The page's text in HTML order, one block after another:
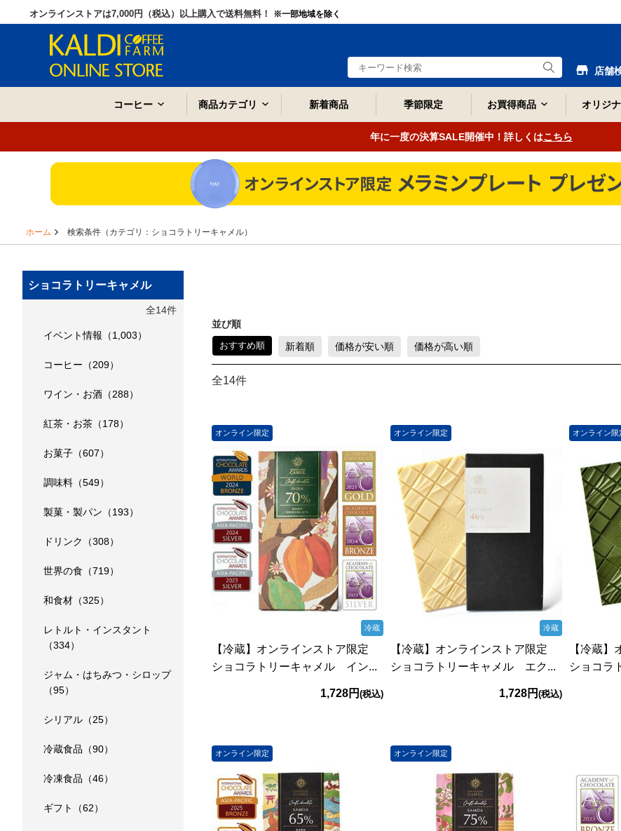
オンラインストアは7,000円（税込）以上購入で送料無料！ ※一部地域を除く
店舗
コーヒー 商品カテゴリ 新着商品 季節限定 お買得商品 オリジ
年に一度の決算SALE開催中！詳しくはこちら
ホーム 検索条件（カテゴリ：ショコラトリーキャメル）
並び順
おすすめ順 新着順 価格が安い順 価格が高い順
全14件
オンライン限定
冷蔵
【冷蔵】オンラインストア限定
ショコラトリーキャメル イン...
1,728円 (税込)
オンライン限定
冷蔵
【冷蔵】オンラインストア限定
ショコラトリーキャメル エク...
1,728円 (税込)
オンライン限
【冷蔵
ショコラ
オンライン限定 オンライン限定
ショコラトリーキャメル
全14件
イベント情報（1,003）
コーヒー（209）
ワイン・お酒（288）
紅茶・お茶（178）
お菓子（607）
調味料（549）
製菓・製パン（193）
ドリンク（308）
世界の食（719）
和食材（325）
レトルト・インスタント
（334）
ジャム・はちみつ・シロップ
（95）
シリアル（25）
冷蔵食品（90）
冷凍食品（46）
ギフト（62）